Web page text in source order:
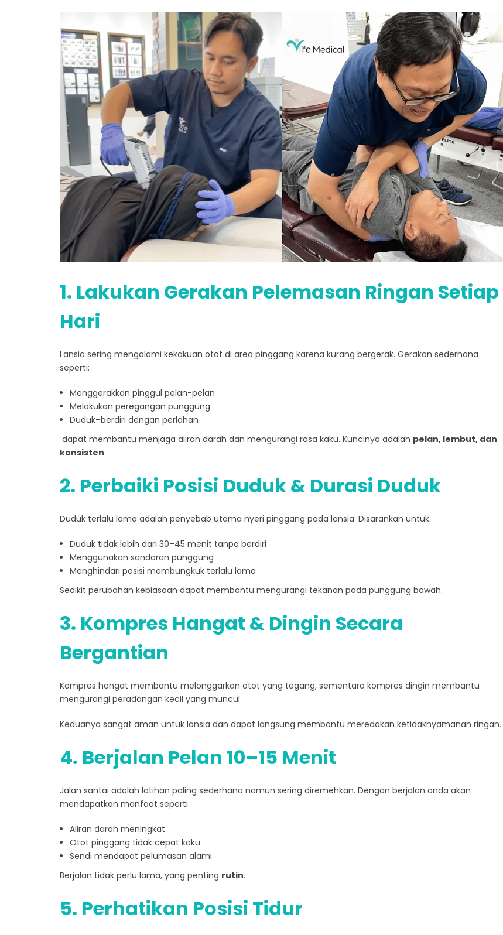
1. Lakukan Gerakan Pelemasan Ringan Setiap
Hari
Lansia sering mengalami kekakuan otot di area pinggang karena kurang bergerak. Gerakan sederhana
seperti:
Menggerakkan pinggul pelan-pelan
Melakukan peregangan punggung
Duduk–berdiri dengan perlahan
dapat membantu menjaga aliran darah dan mengurangi rasa kaku. Kuncinya adalah pelan, lembut, dan
konsisten.
2. Perbaiki Posisi Duduk & Durasi Duduk
Duduk terlalu lama adalah penyebab utama nyeri pinggang pada lansia. Disarankan untuk:
Duduk tidak lebih dari 30–45 menit tanpa berdiri
Menggunakan sandaran punggung
Menghindari posisi membungkuk terlalu lama
Sedikit perubahan kebiasaan dapat membantu mengurangi tekanan pada punggung bawah.
3. Kompres Hangat & Dingin Secara
Bergantian
Kompres hangat membantu melonggarkan otot yang tegang, sementara kompres dingin membantu
mengurangi peradangan kecil yang muncul.
Keduanya sangat aman untuk lansia dan dapat langsung membantu meredakan ketidaknyamanan ringan.
4. Berjalan Pelan 10–15 Menit
Jalan santai adalah latihan paling sederhana namun sering diremehkan. Dengan berjalan anda akan
mendapatkan manfaat seperti:
Aliran darah meningkat
Otot pinggang tidak cepat kaku
Sendi mendapat pelumasan alami
Berjalan tidak perlu lama, yang penting rutin.
5. Perhatikan Posisi Tidur